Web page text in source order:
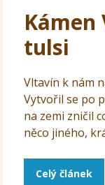
Kámen
tulsi
Vltavín k nám
Vytvořil se po
na zemi zničil
něco jiného,
Celý článek